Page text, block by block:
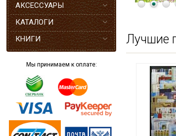
АКСЕССУАРЫ
КАТАЛОГИ
КНИГИ
Мы принимаем к оплате:
Лучшие